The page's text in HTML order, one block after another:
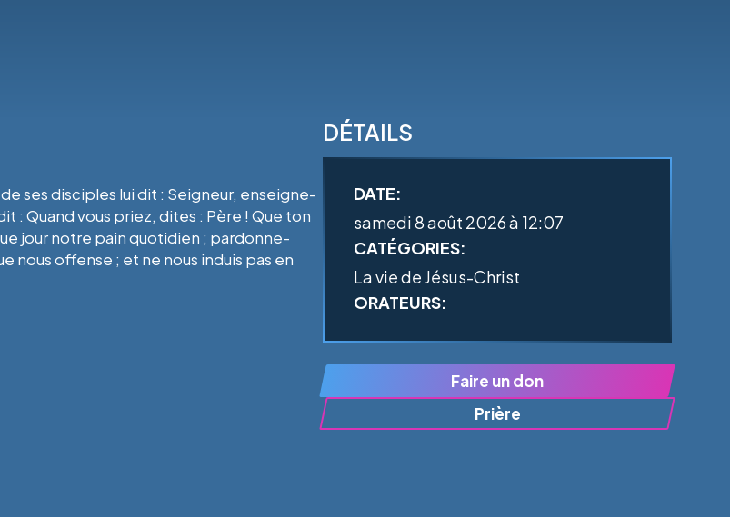
ses disciples lui dit : Seigneur, enseigne-
: Quand vous priez, dites : Père ! Que ton
jour notre pain quotidien ; pardonne-
nous offense ; et ne nous induis pas en
DÉTAILS
DATE:
samedi 8 août 2026 à 12:07
CATÉGORIES:
La vie de Jésus-Christ
ORATEURS:
Faire un don
Prière